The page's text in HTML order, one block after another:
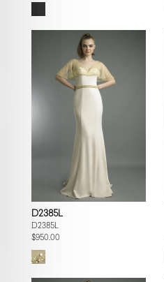
D2385L
D2385L
$950.00